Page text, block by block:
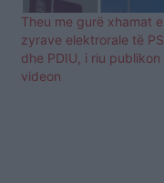
Theu me gurë xhamat e
zyrave elektrorale të PS
dhe PDIU, i riu publikon
videon